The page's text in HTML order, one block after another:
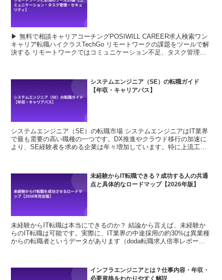
▶ 無料で相談キャリアコーチングPOSIWILL CAREER求人検索ワン
キャリア転職ハイクラスTechGo リモートワークの課題をツールで解
決する リモートワークではコミュニケーション不足、タスク管理の
システムエンジニア（SE）の転職ガイド
【年収・キャリアパス】
システムエンジニア（SE）の転職市場 システムエンジニアはIT業界
で最も需要の高い職種の一つです。DX推進やクラウド移行の加速に
より、SE経験者を求める企業は年々増加しています。特に上流工程
未経験からIT転職できる？成功する人の共通
点と具体的なロードマップ【2026年版】
未経験からIT転職は本当にできるのか？ 結論から言えば、未経験か
らのIT転職は可能です。実際に、IT業界の中途採用の約30%は異業種
からの転職者というデータがあります（doda転職求人倍率レポート
インフラエンジニアとは？仕事内容・年収・